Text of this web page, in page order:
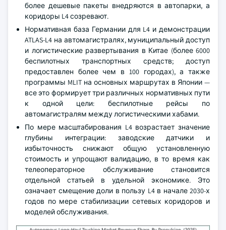
более дешевые пакеты внедряются в автопарки, а
коридоры L4 созревают.
Нормативная база Германии для L4 и демонстрации
ATLAS-L4 на автомагистралях, муниципальный доступ
и логистические развертывания в Китае (более 6000
беспилотных транспортных средств; доступ
предоставлен более чем в 100 городах), а также
программы MLIT на основных маршрутах в Японии —
все это формирует три различных нормативных пути
к одной цели: беспилотные рейсы по
автомагистралям между логистическими хабами.
По мере масштабирования L4 возрастает значение
глубины интеграции: заводские датчики и
избыточность снижают общую установленную
стоимость и упрощают валидацию, в то время как
телеоператорное обслуживание становится
отдельной статьей в удельной экономике. Это
означает смещение доли в пользу L4 в начале 2030-х
годов по мере стабилизации сетевых коридоров и
моделей обслуживания.